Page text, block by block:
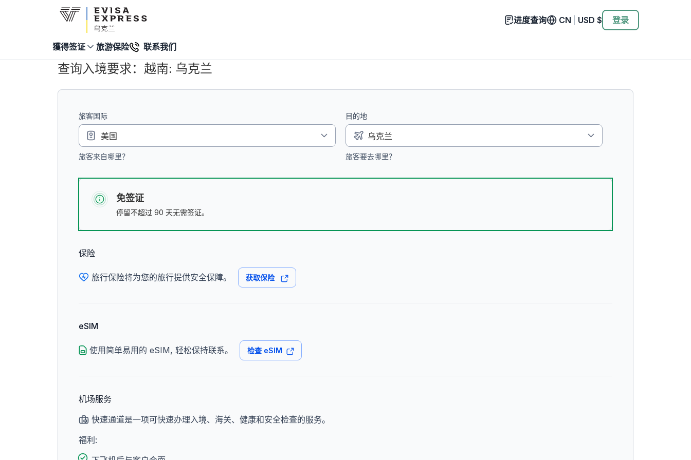
进度查询 CN USD $ 登录
獲得签证 旅游保险 联系我们
查询入境要求：越南: 乌克兰
旅客国际
旅客来自哪里？
目的地
旅客要去哪里？
免签证
停留不超过 90 天无需签证。
保险
旅行保险将为您的旅行提供安全保障。 获取保险
eSIM
使用简单易用的 eSIM, 轻松保持联系。 检查 eSIM
机场服务
快速通道是一项可快速办理入境、海关、健康和安全检查的服务。
福利: